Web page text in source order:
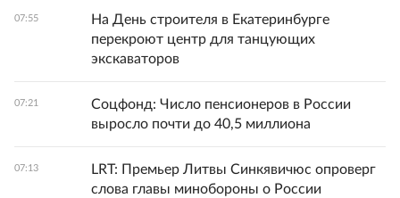
07:55
На День строителя в Екатеринбурге
перекроют центр для танцующих
экскаваторов
07:21
Соцфонд: Число пенсионеров в России
выросло почти до 40,5 миллиона
07:13
LRT: Премьер Литвы Синкявичюс опроверг
слова главы минобороны о России